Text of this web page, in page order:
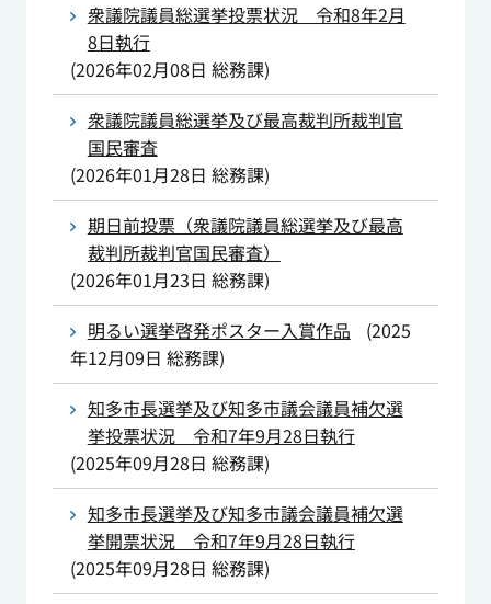
衆議院議員総選挙投票状況 令和8年2月
8日執行
(2026年02月08日 総務課)
衆議院議員総選挙及び最高裁判所裁判官
国民審査
(2026年01月28日 総務課)
期日前投票（衆議院議員総選挙及び最高
裁判所裁判官国民審査）
(2026年01月23日 総務課)
明るい選挙啓発ポスター入賞作品
(2025
年12月09日 総務課)
知多市長選挙及び知多市議会議員補欠選
挙投票状況 令和7年9月28日執行
(2025年09月28日 総務課)
知多市長選挙及び知多市議会議員補欠選
挙開票状況 令和7年9月28日執行
(2025年09月28日 総務課)